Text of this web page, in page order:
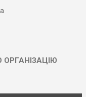
ОРГАНІЗАЦІЮ